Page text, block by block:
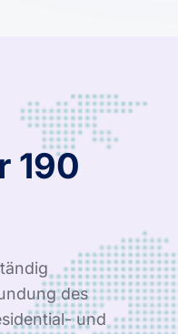
190
des
und